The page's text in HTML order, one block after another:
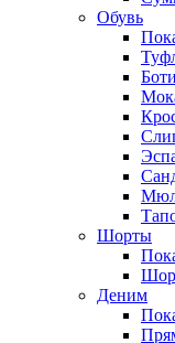
Обувь
Шорты
Деним